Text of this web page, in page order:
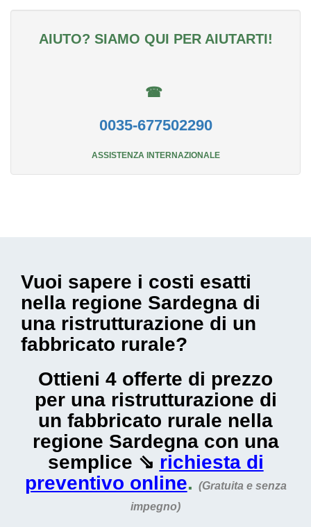
AIUTO? SIAMO QUI PER AIUTARTI!
☎
0035-677502290
ASSISTENZA INTERNAZIONALE
Vuoi sapere i costi esatti
nella regione Sardegna di
una ristrutturazione di un
fabbricato rurale?
Ottieni 4 offerte di prezzo
per una ristrutturazione di
un fabbricato rurale nella
regione Sardegna con una
semplice ⇘ richiesta di
preventivo online. (Gratuita e senza
impegno)